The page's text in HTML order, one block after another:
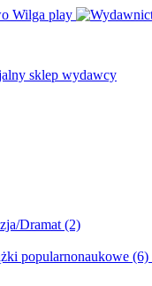
Dramat (2)
popularnonaukowe (6)